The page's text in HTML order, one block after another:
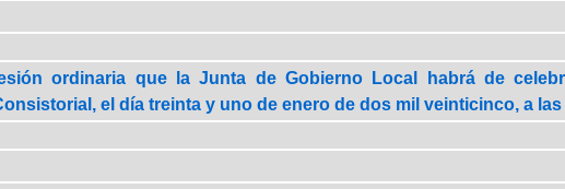
ordinaria que la Junta de Gobierno Local habrá de
el día treinta y uno de enero de dos mil veinticinco, a